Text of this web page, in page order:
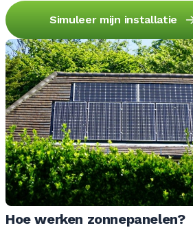
Simuleer mijn installatie
Hoe werken zonnepanelen?